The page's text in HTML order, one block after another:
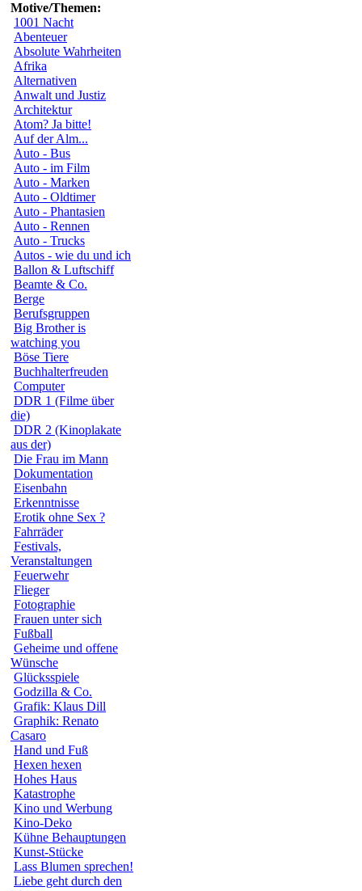
Motive/Themen:
1001 Nacht
Abenteuer
Absolute Wahrheiten
Afrika
Alternativen
Anwalt und Justiz
Architektur
Atom? Ja bitte!
Auf der Alm...
Auto - Bus
Auto - im Film
Auto - Marken
Auto - Oldtimer
Auto - Phantasien
Auto - Rennen
Auto - Trucks
Autos - wie du und ich
Ballon & Luftschiff
Beamte & Co.
Berge
Berufsgruppen
Big Brother is
watching you
Böse Tiere
Buchhalterfreuden
Computer
DDR 1 (Filme über
die)
DDR 2 (Kinoplakate
aus der)
Die Frau im Mann
Dokumentation
Eisenbahn
Erkenntnisse
Erotik ohne Sex ?
Fahrräder
Festivals,
Veranstaltungen
Feuerwehr
Flieger
Fotographie
Frauen unter sich
Fußball
Geheime und offene
Wünsche
Glücksspiele
Godzilla & Co.
Grafik: Klaus Dill
Graphik: Renato
Casaro
Hand und Fuß
Hexen hexen
Hohes Haus
Katastrophe
Kino und Werbung
Kino-Deko
Kühne Behauptungen
Kunst-Stücke
Lass Blumen sprechen!
Liebe geht durch den